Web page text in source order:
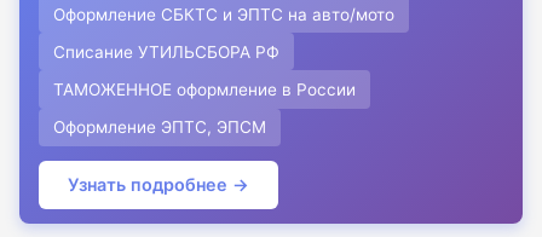
Оформление СБКТС и ЭПТС на авто/мото
Списание УТИЛЬСБОРА РФ
ТАМОЖЕННОЕ оформление в России
Оформление ЭПТС, ЭПСМ
Узнать подробнее →